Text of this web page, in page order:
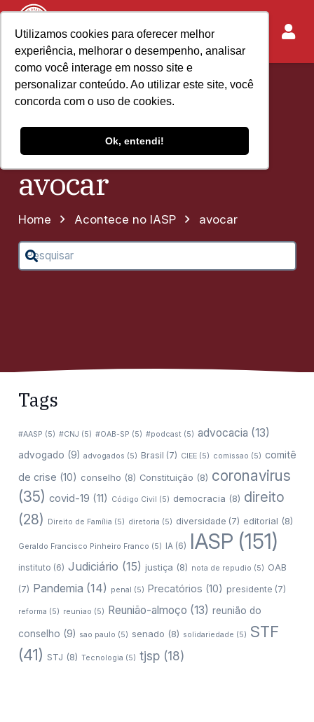
Utilizamos cookies para oferecer melhor
experiência, melhorar o desempenho, analisar
como você interage em nosso site e
personalizar conteúdo. Ao utilizar este site, você
concorda com o uso de cookies.
Ok, entendi!
avocar
Home Acontece no IASP avocar
Tags
#AASP (5) #CNJ (5) #OAB-SP (5) #podcast(5) advocacia (13)
advogado (9) advogados (5) Brasil (7) CIEE(5) comissao (5) comitê
de crise (10) conselho (8) Constituição (8) coronavirus
(35) covid-19 (11) Código Civil (5) democracia (8) direito
(28)
Direito de Família (5) diretoria (5) diversidade (7) editorial (8)
Geraldo Francisco Pinheiro Franco (5) IA(6) IASP (151)
instituto (6) Judiciário (15) justiça (8) nota de repudio (5) OAB
(7) Pandemia (14) penal (5) Precatórios (10) presidente (7)
reforma (5) reuniao (5) Reunião-almoço (13) reunião do
conselho (9) sao paulo (5) senado (8) solidariedade (5) STF
(41) STJ (8) Tecnologia (5) tjsp(18)